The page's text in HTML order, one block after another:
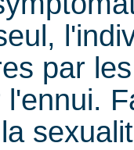
par
l'ennui.